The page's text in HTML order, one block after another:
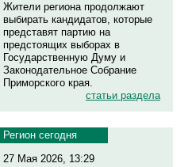
Жители региона продолжают
выбирать кандидатов, которые
представят партию на
предстоящих выборах в
Государственную Думу и
Законодательное Собрание
Приморского края.
статьи раздела
Регион сегодня
27 Мая 2026, 13:29